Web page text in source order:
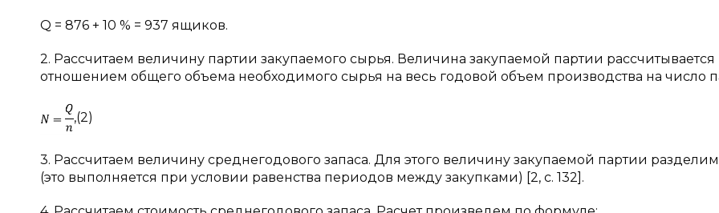
Q = 876 + 10 % = 937 ящиков.
2. Рассчитаем величину партии закупаемого сырья. Величина закупаемой партии рассчитывается
отношением общего объема необходимого сырья на весь годовой объем производства на число
,(2)
3. Рассчитаем величину среднегодового запаса. Для этого величину закупаемой партии
(это выполняется при условии равенства периодов между закупками) [2, c. 132].